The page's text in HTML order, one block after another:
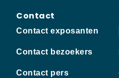
Contact
Contact exposanten
Contact bezoekers
Contact pers